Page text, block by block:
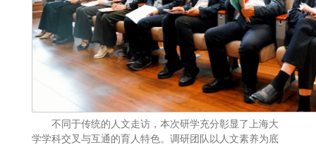
不同于传统的人文走访，本次研学充分彰显了上海大
学学科交叉与互通的育人特色。调研团队以人文素养为底